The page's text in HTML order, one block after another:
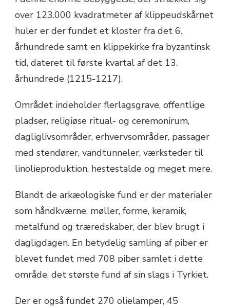
over 123.000 kvadratmeter af klippeudskårnet
huler er der fundet et kloster fra det 6.
århundrede samt en klippekirke fra byzantinsk
tid, dateret til første kvartal af det 13.
århundrede (1215-1217).
Området indeholder flerlagsgrave, offentlige
pladser, religiøse ritual- og ceremonirum,
dagliglivsområder, erhvervsområder, passager
med stendører, vandtunneler, værksteder til
linolieproduktion, hestestalde og meget mere.
Blandt de arkæologiske fund er der materialer
som håndkværne, møller, forme, keramik,
metalfund og træredskaber, der blev brugt i
dagligdagen. En betydelig samling af piber er
blevet fundet med 708 piber samlet i dette
område, det største fund af sin slags i Tyrkiet.
Der er også fundet 270 olielamper, 45